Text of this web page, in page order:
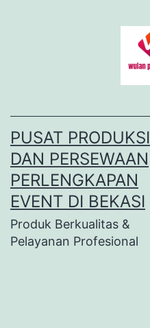
PUSAT PRODUKSI
DAN PERSEWAAN
PERLENGKAPAN
EVENT DI BEKASI
Produk Berkualitas &
Pelayanan Profesional